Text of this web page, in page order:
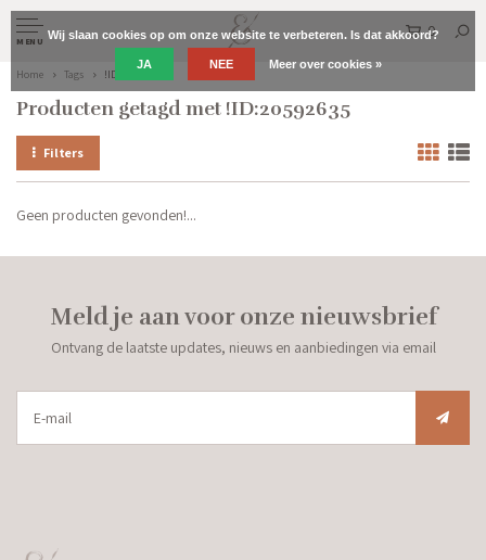
MENU
0
Home Tags !ID:20592635
Producten getagd met !ID:20592635
Filters
Geen producten gevonden!...
Meld je aan voor onze nieuwsbrief
Ontvang de laatste updates, nieuws en aanbiedingen via email
Wij slaan cookies op om onze website te verbeteren. Is dat akkoord?
JA NEE Meer over cookies »